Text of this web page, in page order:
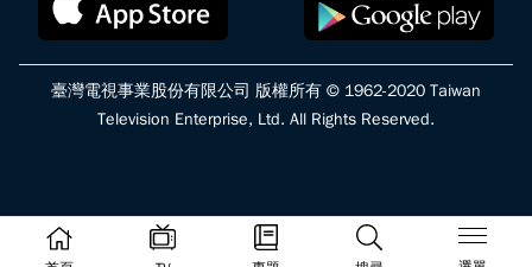
臺灣電視事業股份有限公司 版權所有 © 1962-2020 Taiwan
Television Enterprise, Ltd. All Rights Reserved.